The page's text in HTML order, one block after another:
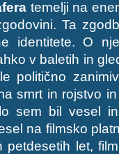
temelji na
Ta
identitete. O
v baletih in
politično
smrt in rojstvo
sem bil vesel
na filmsko
petdesetih let,